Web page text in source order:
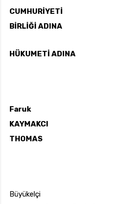
CUMHURİYETİ
BİRLİĞİ ADINA
HÜKUMETİ ADINA
Faruk
KAYMAKCI
THOMAS
Büyükelçi